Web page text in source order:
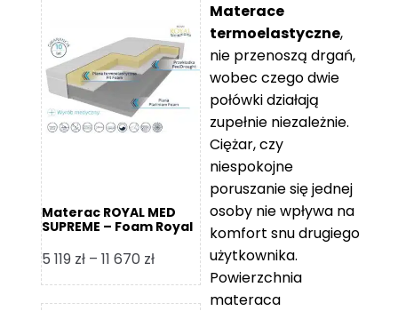
7
000 zł
Materac ROYAL MED
SUPREME – Foam Royal
5 119 zł – 11 670 złZakres
cen:
od
Materace
termoelastyczne,
nie przenoszą drgań,
wobec czego dwie
połówki działają
zupełnie niezależnie.
Ciężar, czy
niespokojne
poruszanie się jednej
osoby nie wpływa na
komfort snu drugiego
użytkownika.
Powierzchnia
materaca